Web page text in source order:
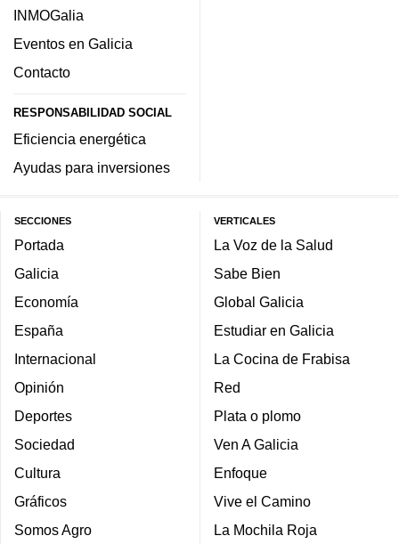
INMOGalia
Eventos en Galicia
Contacto
RESPONSABILIDAD SOCIAL
Eficiencia energética
Ayudas para inversiones
SECCIONES
Portada
Galicia
Economía
España
Internacional
Opinión
Deportes
Sociedad
Cultura
Gráficos
Somos Agro
VERTICALES
La Voz de la Salud
Sabe Bien
Global Galicia
Estudiar en Galicia
La Cocina de Frabisa
Red
Plata o plomo
Ven A Galicia
Enfoque
Vive el Camino
La Mochila Roja